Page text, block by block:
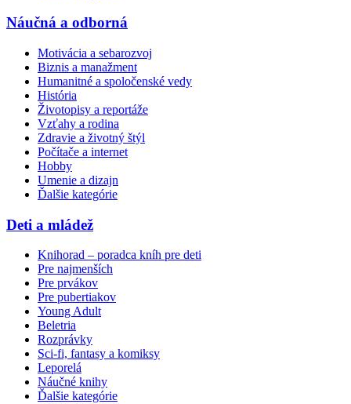
Náučná a odborná
Motivácia a sebarozvoj
Biznis a manažment
Humanitné a spoločenské vedy
História
Životopisy a reportáže
Vzťahy a rodina
Zdravie a životný štýl
Počítače a internet
Hobby
Umenie a dizajn
Ďalšie kategórie
Deti a mládež
Knihorad – poradca kníh pre deti
Pre najmenších
Pre prvákov
Pre pubertiakov
Young Adult
Beletria
Rozprávky
Sci-fi, fantasy a komiksy
Leporelá
Náučné knihy
Ďalšie kategórie